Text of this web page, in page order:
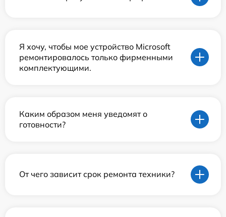
Я хочу, чтобы мое устройство Microsoft
ремонтировалось только фирменными
комплектующими.
Каким образом меня уведомят о
готовности?
От чего зависит срок ремонта техники?